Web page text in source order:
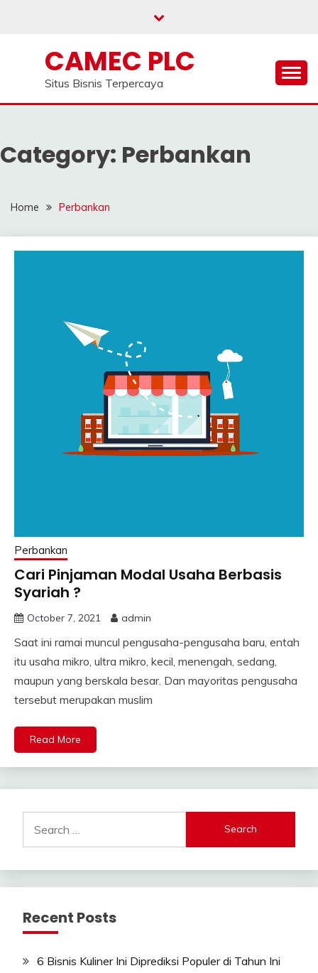
CAMEC PLC
Situs Bisnis Terpercaya
Category: Perbankan
Home Perbankan
Perbankan
Cari Pinjaman Modal Usaha Berbasis
Syariah ?
October 7, 2021 admin
Saat ini ramai muncul pengusaha-pengusaha baru, entah
itu usaha mikro, ultra mikro, kecil, menengah, sedang,
maupun yang berskala besar. Dan mayoritas pengusaha
tersebut merupakan muslim
Read More
for:
Recent Posts
6 Bisnis Kuliner Ini Diprediksi Populer di Tahun Ini